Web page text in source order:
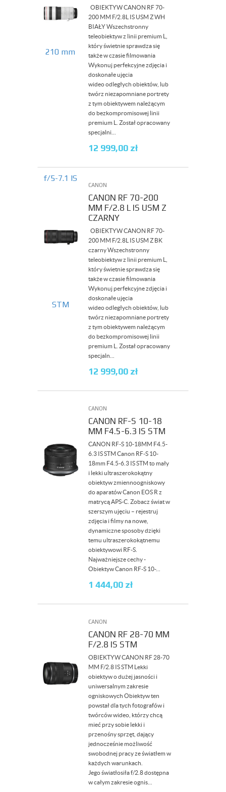
OBIEKTYW CANON RF 70-
200 MM F/2.8L IS USM Z WH
BIAŁY Wszechstronny
teleobiektyw z linii premium L,
który świetnie sprawdza się
także w czasie filmowania
Wykonuj perfekcyjne zdjęcia i
doskonałe ujęcia
wideo odległych obiektów, lub
twórz niezapomniane portrety
z tym obiektywem należącym
do bezkompromisowej linii
premium L. Został opracowany
specjalni...
12 999,00 zł
CANON
CANON RF 70-200
MM F/2.8 L IS USM Z
CZARNY
OBIEKTYW CANON RF 70-
200 MM F/2.8L IS USM Z BK
czarny Wszechstronny
teleobiektyw z linii premium L,
który świetnie sprawdza się
także w czasie filmowania
Wykonuj perfekcyjne zdjęcia i
doskonałe ujęcia
wideo odległych obiektów, lub
twórz niezapomniane portrety
z tym obiektywem należącym
do bezkompromisowej linii
premium L. Został opracowany
specjaln...
12 999,00 zł
CANON
CANON RF-S 10-18
MM F4.5-6.3 IS STM
CANON RF-S 10-18MM F4.5-
6.3 IS STM Canon RF-S 10-
18mm F4.5-6.3 IS STM to mały
i lekki ultraszerokokątny
obiektyw zmiennoogniskowy
do aparatów Canon EOS R z
matrycą APS-C. Zobacz świat w
szerszym ujęciu – rejestruj
zdjęcia i filmy na nowe,
dynamiczne sposoby dzięki
temu ultraszerokokątnemu
obiektywowi RF-S.
Najważniejsze cechy -
Obiektyw Canon RF-S 10-...
1 444,00 zł
CANON
CANON RF 28-70 MM
F/2.8 IS STM
OBIEKTYW CANON RF 28-70
MM F/2.8 IS STM Lekki
obiektyw o dużej jasności i
uniwersalnym zakresie
ogniskowych Obiektyw ten
powstał dla tych fotografów i
twórców wideo, którzy chcą
mieć przy sobie lekki i
przenośny sprzęt, dający
jednocześnie możliwość
swobodnej pracy ze światłem w
każdych warunkach.
Jego światłosiła f/2.8 dostępna
w całym zakresie ognis...